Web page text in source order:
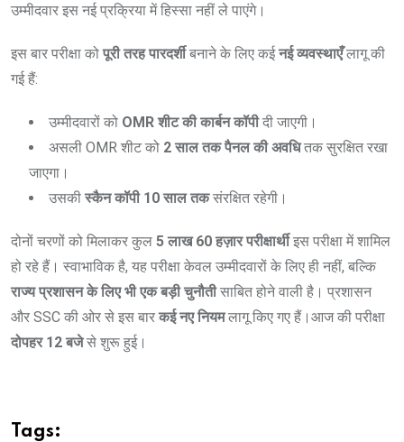
उम्मीदवार इस नई प्रक्रिया में हिस्सा नहीं ले पाएंगे।
इस बार परीक्षा को पूरी तरह पारदर्शीबनाने के लिए कईनई व्यवस्थाएँलागू की
गई हैं:
उम्मीदवारों को OMR शीट की कार्बन कॉपीदी जाएगी।
असली OMR शीट को 2 साल तक पैनल की अवधितक सुरक्षित रखा
जाएगा।
उसकी स्कैन कॉपी 10 साल तकसंरक्षित रहेगी।
दोनों चरणों को मिलाकर कुल 5 लाख 60 हज़ार परीक्षार्थीइस परीक्षा में शामिल
हो रहे हैं। स्वाभाविक है, यह परीक्षा केवल उम्मीदवारों के लिए ही नहीं, बल्कि
राज्य प्रशासन के लिए भी एक बड़ी चुनौतीसाबित होने वाली है। प्रशासन
और SSC की ओर से इस बार कई नए नियमलागू किए गए हैं।आज की परीक्षा
दोपहर 12 बजेसे शुरू हुई।
Tags: